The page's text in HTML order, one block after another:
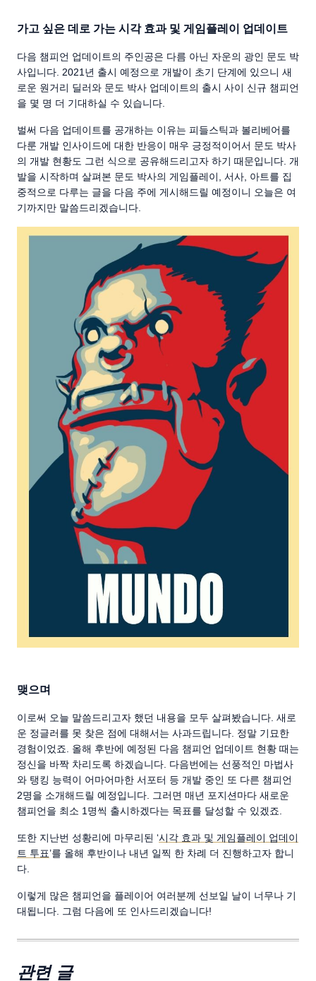
가고 싶은 데로 가는 시각 효과 및 게임플레이 업데이트
다음 챔피언 업데이트의 주인공은 다름 아닌 자운의 광인 문도 박
사입니다. 2021년 출시 예정으로 개발이 초기 단계에 있으니 새
로운 원거리 딜러와 문도 박사 업데이트의 출시 사이 신규 챔피언
을 몇 명 더 기대하실 수 있습니다.
벌써 다음 업데이트를 공개하는 이유는 피들스틱과 볼리베어를
다룬 개발 인사이드에 대한 반응이 매우 긍정적이어서 문도 박사
의 개발 현황도 그런 식으로 공유해드리고자 하기 때문입니다. 개
발을 시작하며 살펴본 문도 박사의 게임플레이, 서사, 아트를 집
중적으로 다루는 글을 다음 주에 게시해드릴 예정이니 오늘은 여
기까지만 말씀드리겠습니다.
맺으며
이로써 오늘 말씀드리고자 했던 내용을 모두 살펴봤습니다. 새로
운 정글러를 못 찾은 점에 대해서는 사과드립니다. 정말 기묘한
경험이었죠. 올해 후반에 예정된 다음 챔피언 업데이트 현황 때는
정신을 바짝 차리도록 하겠습니다. 다음번에는 선풍적인 마법사
와 탱킹 능력이 어마어마한 서포터 등 개발 중인 또 다른 챔피언
2명을 소개해드릴 예정입니다. 그러면 매년 포지션마다 새로운
챔피언을 최소 1명씩 출시하겠다는 목표를 달성할 수 있겠죠.
또한 지난번 성황리에 마무리된 ‘시각 효과 및 게임플레이 업데이
트 투표’를 올해 후반이나 내년 일찍 한 차례 더 진행하고자 합니
다.
이렇게 많은 챔피언을 플레이어 여러분께 선보일 날이 너무나 기
대됩니다. 그럼 다음에 또 인사드리겠습니다!
관련 글